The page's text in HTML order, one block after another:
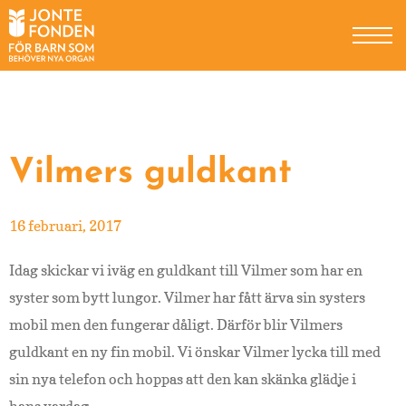
Hoppa
till
huvudnavigering
Hoppa
till
huvudinnehåll
Hoppa
till
sidfot
Testamentsgåva
Som företag
Vilmers guldkant
16 februari, 2017
Idag skickar vi iväg en guldkant till Vilmer som har en
syster som bytt lungor. Vilmer har fått ärva sin systers
mobil men den fungerar dåligt. Därför blir Vilmers
guldkant en ny fin mobil. Vi önskar Vilmer lycka till med
sin nya telefon och hoppas att den kan skänka glädje i